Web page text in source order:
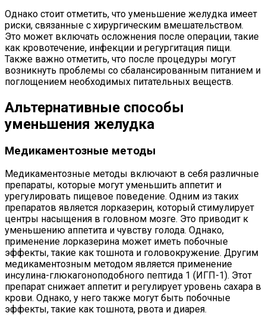
Однако стоит отметить, что уменьшение желудка имеет
риски, связанные с хирургическим вмешательством.
Это может включать осложнения после операции, такие
как кровотечение, инфекции и регургитация пищи.
Также важно отметить, что после процедуры могут
возникнуть проблемы со сбалансированным питанием и
поглощением необходимых питательных веществ.
Альтернативные способы
уменьшения желудка
Медикаментозные методы
Медикаментозные методы включают в себя различные
препараты, которые могут уменьшить аппетит и
урегулировать пищевое поведение. Одним из таких
препаратов является лорказерин, который стимулирует
центры насыщения в головном мозге. Это приводит к
уменьшению аппетита и чувству голода. Однако,
применение лорказерина может иметь побочные
эффекты, такие как тошнота и головокружение. Другим
медикаментозным методом является применение
инсулина-глюкагоноподобного пептида 1 (ИГП-1). Этот
препарат снижает аппетит и регулирует уровень сахара в
крови. Однако, у него также могут быть побочные
эффекты, такие как тошнота, рвота и диарея.